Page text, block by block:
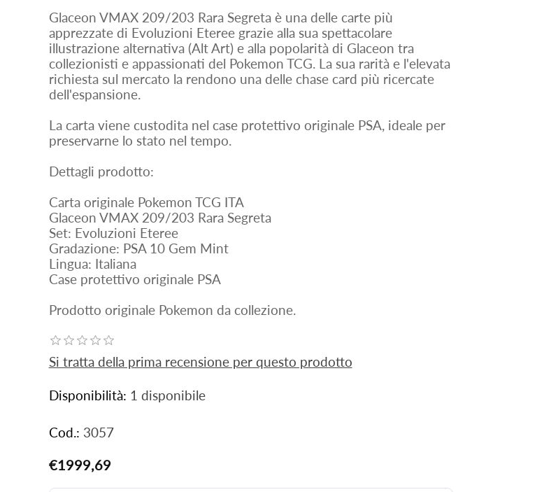
Glaceon VMAX 209/203 Rara Segreta è una delle carte più
apprezzate di Evoluzioni Eteree grazie alla sua spettacolare
illustrazione alternativa (Alt Art) e alla popolarità di Glaceon tra
collezionisti e appassionati del Pokemon TCG. La sua rarità e l'elevata
richiesta sul mercato la rendono una delle chase card più ricercate
dell'espansione.
La carta viene custodita nel case protettivo originale PSA, ideale per
preservarne lo stato nel tempo.
Dettagli prodotto:
Carta originale Pokemon TCG ITA
Glaceon VMAX 209/203 Rara Segreta
Set: Evoluzioni Eteree
Gradazione: PSA 10 Gem Mint
Lingua: Italiana
Case protettivo originale PSA
Prodotto originale Pokemon da collezione.
Si tratta della prima recensione per questo prodotto
Disponibilità: 1 disponibile
Cod.: 3057
€1999,69